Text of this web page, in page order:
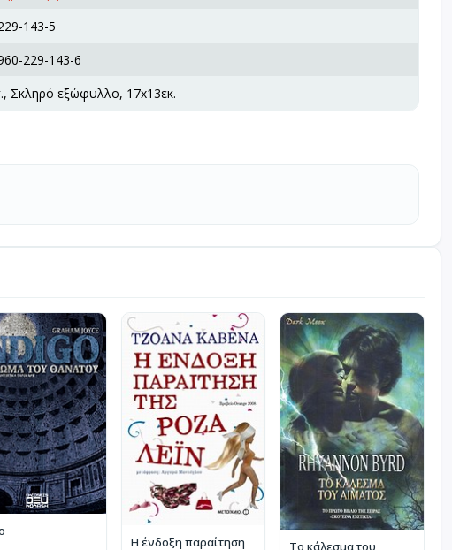
143-5
229-143-6
Σκληρό εξώφυλλο, 17x13εκ.
Η ένδοξη παραίτηση
Το κάλεσμα του